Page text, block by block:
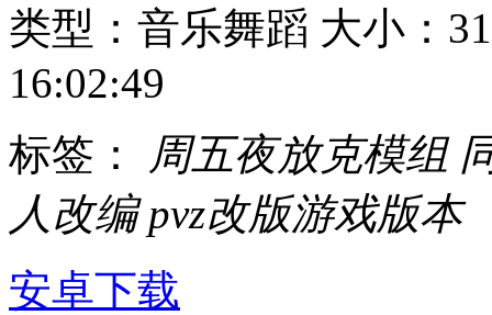
类型：音乐舞蹈 大小：
16:02:49
标签：
周五夜放克模组
人改编 pvz改版游戏版本
安卓下载